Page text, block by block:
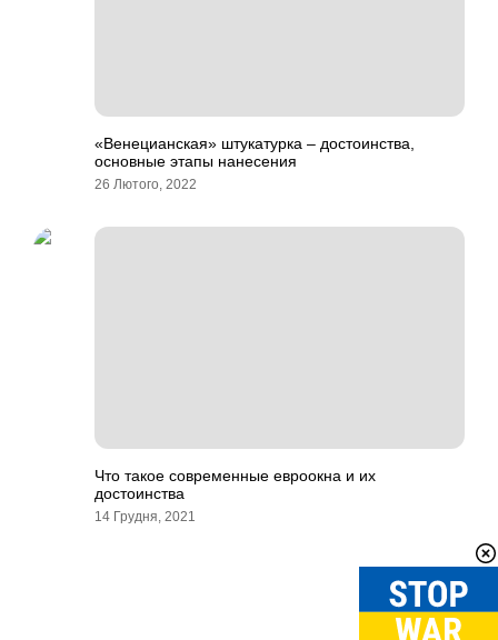
«Венецианская» штукатурка – достоинства,
основные этапы нанесения
26 Лютого, 2022
Что такое современные евроокна и их
достоинства
14 Грудня, 2021